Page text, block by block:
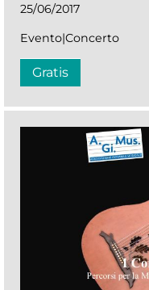
25/06/2017
Evento|Concerto
Gratis